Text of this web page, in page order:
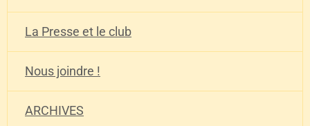
La Presse et le club
Nous joindre !
ARCHIVES